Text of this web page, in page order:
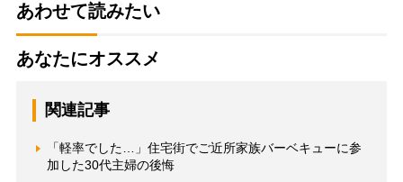
あわせて読みたい
あなたにオススメ
関連記事
「軽率でした…」住宅街でご近所家族バーベキューに参
加した30代主婦の後悔